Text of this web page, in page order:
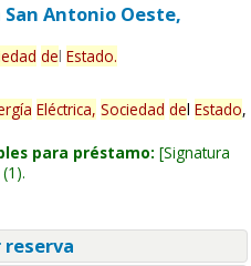
Antonio Oeste,
del Estado.
Eléctrica, Sociedad del Estado,
para préstamo: Signatura
(1).